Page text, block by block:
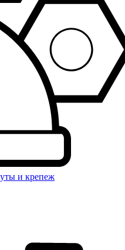
и крепеж